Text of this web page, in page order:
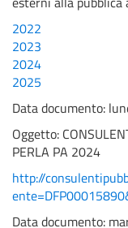
2022
2023
2024
2025
Data documento:
Oggetto:
PERLA PA 2024
http://
Data documento: